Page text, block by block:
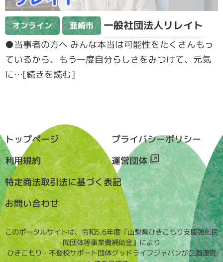
オンライン 韮崎市 一般社団法人リレイト
●当事者の方へ みんな本当は可能性をたくさんもっ
ているから、もう一度自分らしさをみつけて、元気
に…[続きを読む]
トップページ プライバシーポリシー
利用規約 運営団体
特定商法取引法に基づく表記
お問い合わせ
このポータルサイトは、令和5,6年度『山梨県ひきこもり支援強化民
間団体等事業費補助金』により
ひきこもり・不登校サポート団体グッドライフジャパンが企画運営